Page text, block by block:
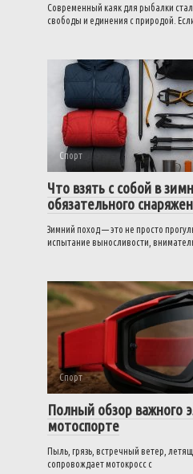
Современный каяк для рыбалки
свободы и единения с природой.
Спорт
Что взять с собой в
обязательного
Зимний поход — это не просто
испытание выносливости,
Спорт
Полный обзор важного
мотоспорте
Пыль, грязь, встречный ветер,
сопровождает мотокросс с